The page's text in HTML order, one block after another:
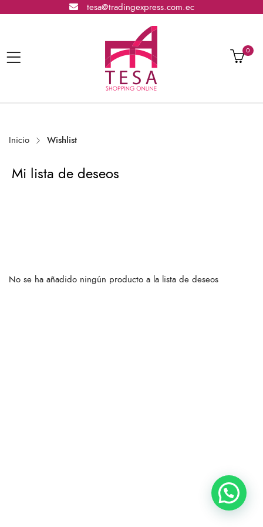
tesa@tradingexpress.com.ec
0
Inicio Wishlist
Mi lista de deseos
No se ha añadido ningún producto a la lista de deseos